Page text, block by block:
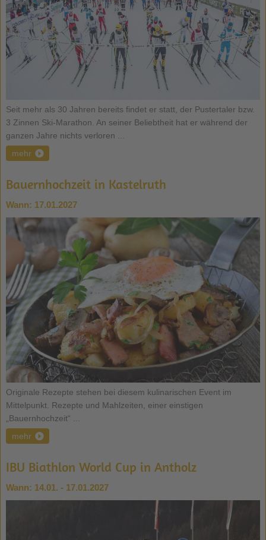
Seit mehr als 30 Jahren bereits findet er statt, der Pustertaler bzw.
3 Zinnen Ski-Marathon. An seiner Beliebtheit hat er während der
ganzen Jahre nichts verloren ...
mehr
Bauernhochzeit in Kastelruth
Wann: 17.01.2027
Originale Rezepte stehen bei diesem kulinarischen Event im
Mittelpunkt. Rezepte und Mahlzeiten, einer einstigen
„Bauernhochzeit“ ...
mehr
IBU Biathlon World Cup in Antholz
Wann: 14.01. - 17.01.2027